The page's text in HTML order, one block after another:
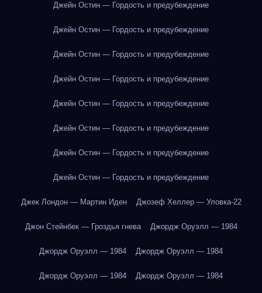
Джейн Остин — Гордость и предубеждение
Джейн Остин — Гордость и предубеждение
Джейн Остин — Гордость и предубеждение
Джейн Остин — Гордость и предубеждение
Джейн Остин — Гордость и предубеждение
Джейн Остин — Гордость и предубеждение
Джейн Остин — Гордость и предубеждение
Джейн Остин — Гордость и предубеждение
Джек Лондон — Мартин Иден Джозеф Хеллер — Уловка-22
Джон Стейнбек — Гроздья гнева Джордж Оруэлл — 1984
Джордж Оруэлл — 1984 Джордж Оруэлл — 1984
Джордж Оруэлл — 1984 Джордж Оруэлл — 1984